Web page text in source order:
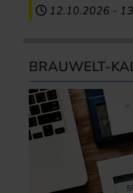
12.10.2026 -
BRAUWELT-